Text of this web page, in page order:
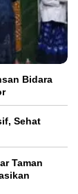
Bidara
Sehat
Taman